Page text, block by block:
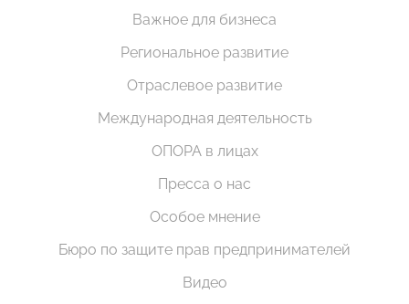
Важное для бизнеса
Региональное развитие
Отраслевое развитие
Международная деятельность
ОПОРА в лицах
Пресса о нас
Особое мнение
Бюро по защите прав предпринимателей
Видео